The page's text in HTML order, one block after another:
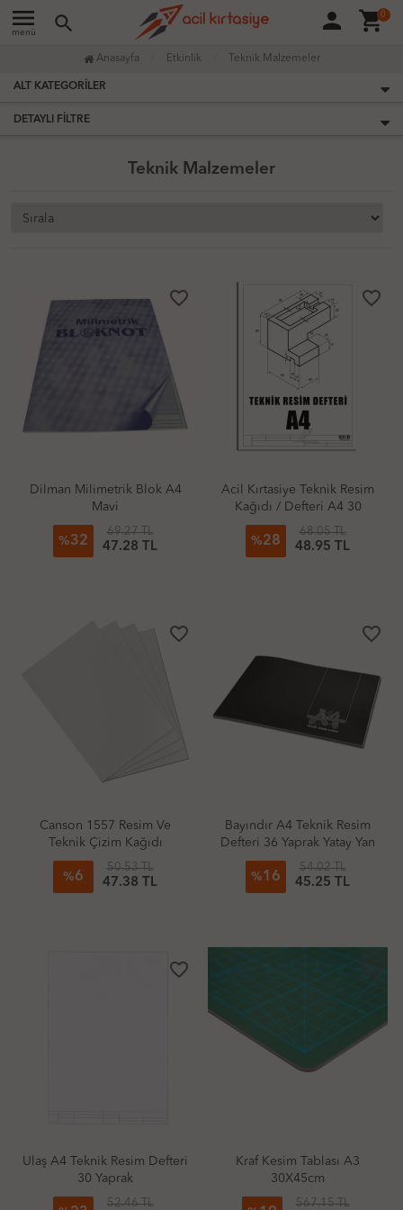
menu
menü search person shopping_cart
0
Anasayfa Etkinlik Teknik Malzemeler
ALT KATEGORILER
DETAYLI FILTRE
Teknik Malzemeler
favorite_border
Dilman Milimetrik Blok A4
Mavi
%32
69.27 TL
47.28 TL
favorite_border
Acil Kırtasiye Teknik Resim
Kağıdı / Defteri A4 30
Yaprak
%28
68.05 TL
48.95 TL
favorite_border
Canson 1557 Resim Ve
Teknik Çizim Kağıdı
35X50cm 200Gr Damgalı
Tabaka
%6
50.53 TL
47.38 TL
favorite_border
Bayındır A4 Teknik Resim
Defteri 36 Yaprak Yatay Yan
%16
54.02 TL
45.25 TL
favorite_border
Ulaş A4 Teknik Resim Defteri
30 Yaprak
52.46 TL
Kraf Kesim Tablası A3
30X45cm
567.15 TL